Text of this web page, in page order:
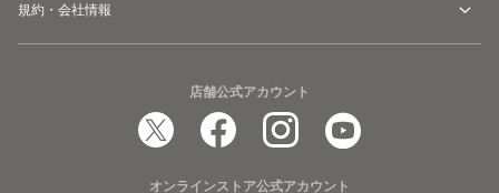
規約・会社情報
店舗公式アカウント
オンラインストア公式アカウント